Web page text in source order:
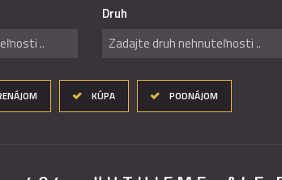
..
Druh
Zadajte druh nehnuteľnosti ..
KÚPA PODNÁJOM